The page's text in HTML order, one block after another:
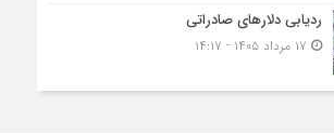
ردیابی دلارهای صادراتی